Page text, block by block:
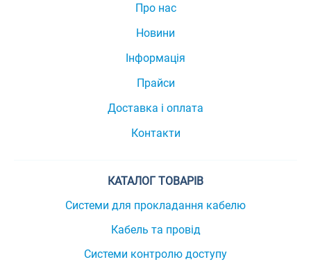
Про нас
Новини
Інформація
Прайси
Доставка і оплата
Контакти
КАТАЛОГ ТОВАРІВ
Системи для прокладання кабелю
Кабель та провід
Системи контролю доступу